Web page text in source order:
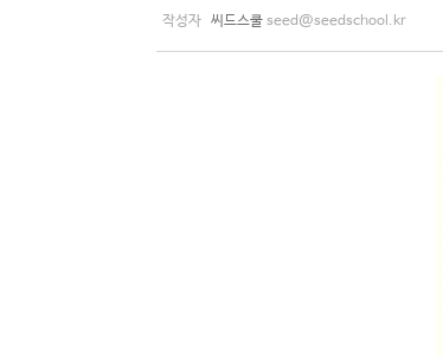
작성자 씨드스쿨 seed@seedschool.kr